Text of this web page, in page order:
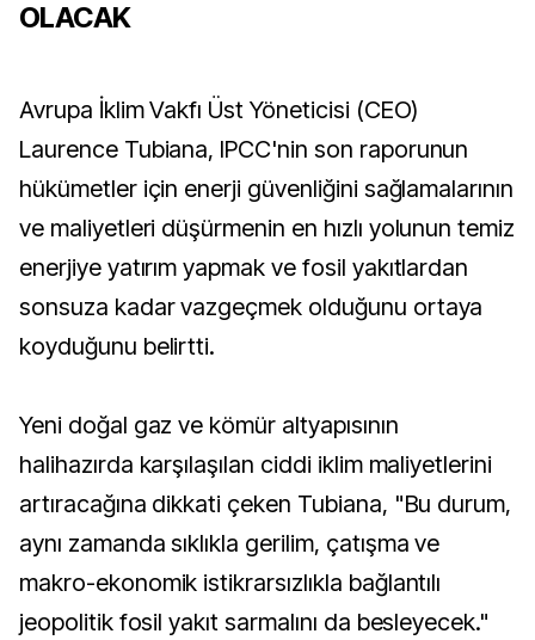
OLACAK
Avrupa İklim Vakfı Üst Yöneticisi (CEO)
Laurence Tubiana, IPCC'nin son raporunun
hükümetler için enerji güvenliğini sağlamalarının
ve maliyetleri düşürmenin en hızlı yolunun temiz
enerjiye yatırım yapmak ve fosil yakıtlardan
sonsuza kadar vazgeçmek olduğunu ortaya
koyduğunu belirtti.
Yeni doğal gaz ve kömür altyapısının
halihazırda karşılaşılan ciddi iklim maliyetlerini
artıracağına dikkati çeken Tubiana, "Bu durum,
aynı zamanda sıklıkla gerilim, çatışma ve
makro-ekonomik istikrarsızlıkla bağlantılı
jeopolitik fosil yakıt sarmalını da besleyecek."